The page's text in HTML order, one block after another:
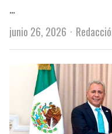
…
junio 26, 2026
Author